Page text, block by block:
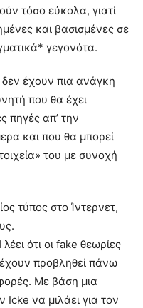
τόσο εύκολα, γιατί
και βασισμένες σε
γεγονότα.
έχουν πια ανάγκη
που θα έχει
πηγές απ’ την
και που θα μπορεί
του με συνοχή
τύπος στο Ίντερνετ,
ότι οι fake θεωρίες
προβληθεί πάνω
Με βάση μια
Icke να μιλάει για τον